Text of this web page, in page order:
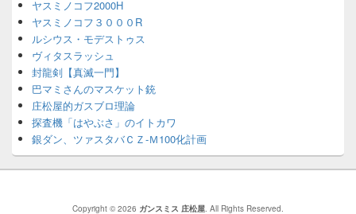
ヤスミノコフ2000H
ヤスミノコフ３０００R
ルシウス・モデストゥス
ヴィタスラッシュ
封龍剣【真滅一門】
巴マミさんのマスケット銃
庄松屋的ガスブロ理論
探査機「はやぶさ」のイトカワ
銀ダン、ツァスタバＣＺ-Ｍ100化計画
Copyright © 2026 ガンスミス 庄松屋. All Rights Reserved.